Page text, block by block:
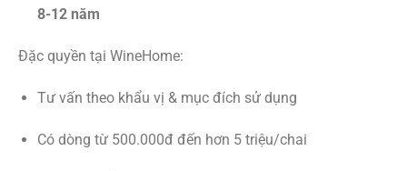
8-12 năm
Đặc quyền tại WineHome:
Tư vấn theo khẩu vị & mục đích sử dụng
Có dòng từ 500.000đ đến hơn 5 triệu/chai